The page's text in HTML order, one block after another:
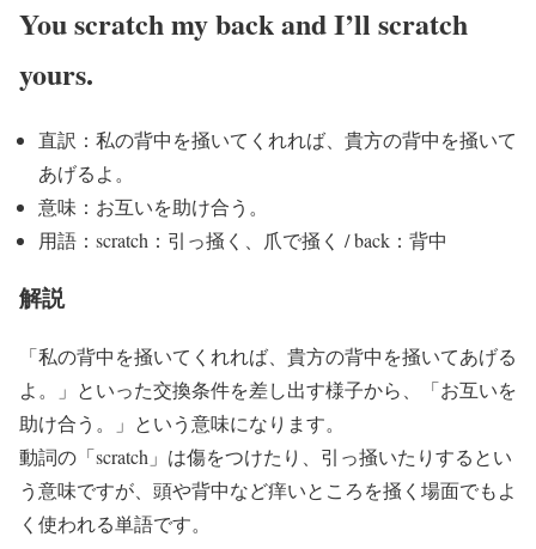
You scratch my back and I’ll scratch
yours.
直訳：私の背中を掻いてくれれば、貴方の背中を掻いて
あげるよ。
意味：お互いを助け合う。
用語：scratch：引っ掻く、爪で掻く / back：背中
解説
「私の背中を掻いてくれれば、貴方の背中を掻いてあげる
よ。」といった交換条件を差し出す様子から、「お互いを
助け合う。」という意味になります。
動詞の「scratch」は傷をつけたり、引っ掻いたりするとい
う意味ですが、頭や背中など痒いところを掻く場面でもよ
く使われる単語です。